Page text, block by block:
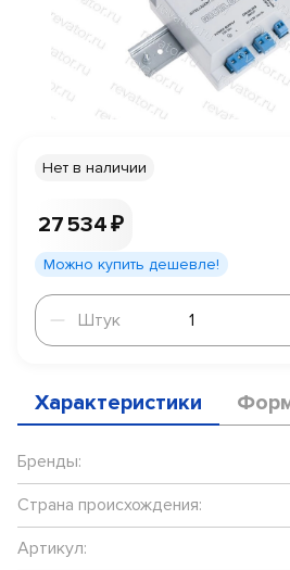
Нет в наличии
27 534 ₽
Можно купить дешевле!
Штук
Штук
Характеристики
Бренды:
Страна происхождения:
Артикул: